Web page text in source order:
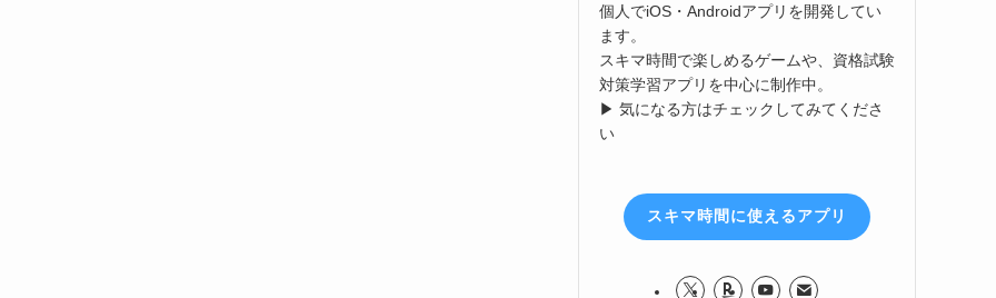
個人でiOS・Androidアプリを開発してい
ます。
スキマ時間で楽しめるゲームや、資格試験
対策学習アプリを中心に制作中。
▶ 気になる方はチェックしてみてくださ
い
スキマ時間に使えるアプリ